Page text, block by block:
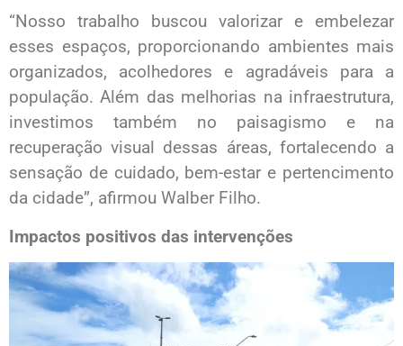
“Nosso trabalho buscou valorizar e embelezar
esses espaços, proporcionando ambientes mais
organizados, acolhedores e agradáveis para a
população. Além das melhorias na infraestrutura,
investimos também no paisagismo e na
recuperação visual dessas áreas, fortalecendo a
sensação de cuidado, bem-estar e pertencimento
da cidade”, afirmou Walber Filho.
Impactos positivos das intervenções